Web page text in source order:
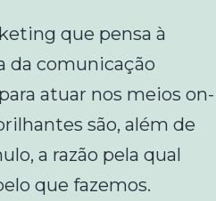
que pensa à
da comunicação
atuar nos meios on-
são, além de
a razão pela qual
que fazemos.